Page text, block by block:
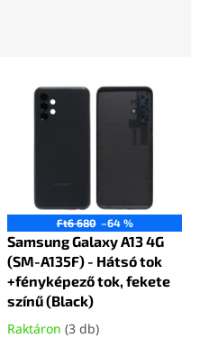
Ft6 680 –64 %
Samsung Galaxy A13 4G
(SM-A135F) - Hátsó tok
+fényképező tok, fekete
színű (Black)
Raktáron (3 db)